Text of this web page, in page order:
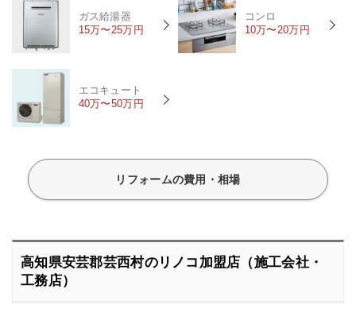
ガス給湯器
15万〜25万円
コンロ
10万〜20万円
エコキュート
40万〜50万円
リフォームの費用・相場
高知県安芸郡芸西村のリノコ加盟店（施工会社・
工務店）